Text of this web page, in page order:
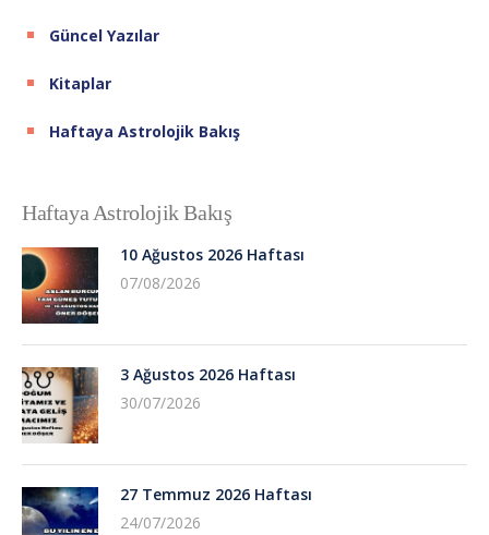
Güncel Yazılar
Kitaplar
Haftaya Astrolojik Bakış
Haftaya Astrolojik Bakış
10 Ağustos 2026 Haftası
07/08/2026
3 Ağustos 2026 Haftası
30/07/2026
27 Temmuz 2026 Haftası
24/07/2026